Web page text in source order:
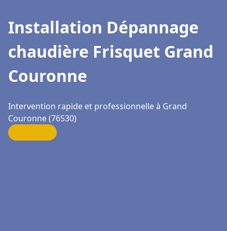
Installation Dépannage
chaudière Frisquet Grand
Couronne
Intervention rapide et professionnelle à Grand
Couronne (76530)